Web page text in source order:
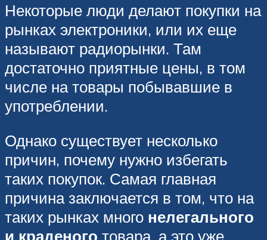
Некоторые люди делают покупки на
рынках электроники, или их еще
называют радиорынки. Там
достаточно приятные цены, в том
числе на товары побывавшие в
употреблении.
Однако существует несколько
причин, почему нужно избегать
таких покупок. Самая главная
причина заключается в том, что на
таких рынках много нелегального
и краденого товара, а это уже